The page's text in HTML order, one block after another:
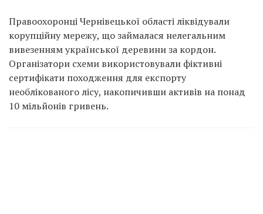
Правоохоронці Чернівецької області ліквідували
корупційну мережу, що займалася нелегальним
вивезенням української деревини за кордон.
Організатори схеми використовували фіктивні
сертифікати походження для експорту
необлікованого лісу, накопичивши активів на понад
10 мільйонів гривень.